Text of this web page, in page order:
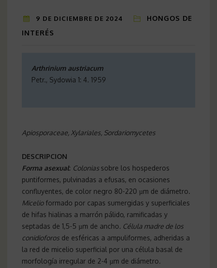
9 DE DICIEMBRE DE 2024
HONGOS DE
INTERÉS
Arthrinium austriacum
Petr., Sydowia 1: 4. 1959
Apiosporaceae, Xylariales, Sordariomycetes
DESCRIPCION
Forma asexual: Colonias sobre los hospederos
puntiformes, pulvinadas a efusas, en ocasiones
confluyentes, de color negro 80-220 µm de diámetro.
Micelioformado por capas sumergidas y superficiales
de hifas hialinas a marrón pálido, ramificadas y
septadas de 1,5-5 µm de ancho. Célula madre de los
conidioforos de esféricas a ampuliformes, adheridas a
la red de micelio superficial por una célula basal de
morfología irregular de 2-4 µm de diámetro.